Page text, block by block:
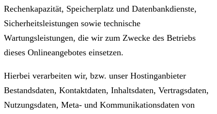
Rechenkapazität, Speicherplatz und Datenbankdienste,
Sicherheitsleistungen sowie technische
Wartungsleistungen, die wir zum Zwecke des Betriebs
dieses Onlineangebotes einsetzen.
Hierbei verarbeiten wir, bzw. unser Hostinganbieter
Bestandsdaten, Kontaktdaten, Inhaltsdaten, Vertragsdaten,
Nutzungsdaten, Meta- und Kommunikationsdaten von